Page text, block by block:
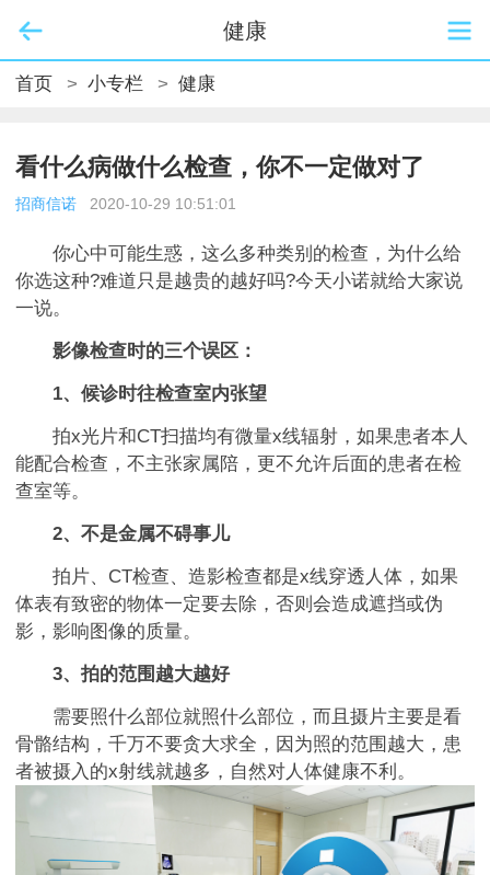
健康
首页 > 小专栏 > 健康
看什么病做什么检查，你不一定做对了
招商信诺 2020-10-29 10:51:01
你心中可能生惑，这么多种类别的检查，为什么给
你选这种?难道只是越贵的越好吗?今天小诺就给大家说
一说。
影像检查时的三个误区：
1、候诊时往检查室内张望
拍x光片和CT扫描均有微量x线辐射，如果患者本人
能配合检查，不主张家属陪，更不允许后面的患者在检
查室等。
2、不是金属不碍事儿
拍片、CT检查、造影检查都是x线穿透人体，如果
体表有致密的物体一定要去除，否则会造成遮挡或伪
影，影响图像的质量。
3、拍的范围越大越好
需要照什么部位就照什么部位，而且摄片主要是看
骨骼结构，千万不要贪大求全，因为照的范围越大，患
者被摄入的x射线就越多，自然对人体健康不利。